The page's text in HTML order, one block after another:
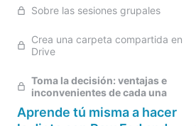
Sobre las sesiones grupales
Crea una carpeta compartida en
Drive
Toma la decisión: ventajas e
inconvenientes de cada una
Aprende tú misma a hacer